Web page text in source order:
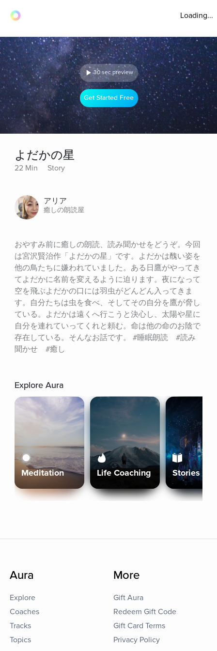
Loading...
30 sec preview
Get Started Free
よだかの星
22 Min Story
アリア
癒しの朗読屋
おやすみ前に癒しの朗読、読み聞かせをどうぞ。今回
は宮沢賢治作「よだかの星」です。よだかは醜い姿を
他の鳥たちに嫌われていました。ある日鷹がやってき
てよだかに名前を変えるように迫ります。夜になって
空を飛ぶよだかの口には羽虫がどんどん入ってきま
す。自分たちは虫を食べ、そしてその自分を鷹が脅し
ている。よだかは遠くへ行こうと決心し、太陽や星に
自分を連れていってくれと頼む。命は他の命のお陰で
存在している。そんなお話です。 #睡眠朗読　#読み
聞かせ　#癒し
Explore Aura
Meditation Life Coaching Stories
Aura
Explore
Coaches
Tracks
Topics
More
Gift Aura
Redeem Gift Code
Gift Card Terms
Privacy Policy